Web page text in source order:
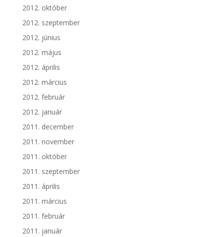
2012. október
2012. szeptember
2012. június
2012. május
2012. április
2012. március
2012. február
2012. január
2011. december
2011. november
2011. október
2011. szeptember
2011. április
2011. március
2011. február
2011. január